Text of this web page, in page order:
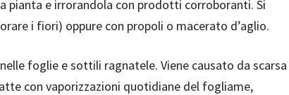
pianta e irrorandola con prodotti corroboranti. Si
i fiori) oppure con propoli o macerato d’aglio.
foglie e sottili ragnatele. Viene causato da scarsa
con vaporizzazioni quotidiane del fogliame,